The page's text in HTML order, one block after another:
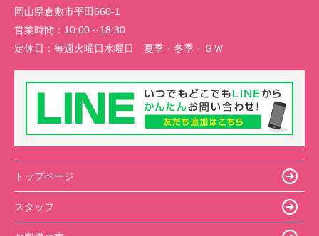
岡山県倉敷市平田660-1
営業時間： 10:00～18:30
定休日： 毎週火曜日水曜日 夏季・冬季・ＧＷ
トップページ
スタッフ